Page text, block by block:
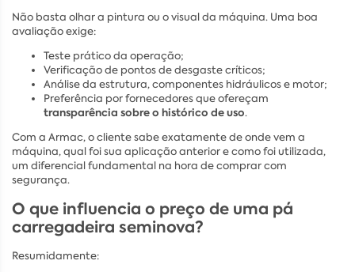
Não basta olhar a pintura ou o visual da máquina. Uma boa
avaliação exige:
Teste prático da operação;
Verificação de pontos de desgaste críticos;
Análise da estrutura, componentes hidráulicos e motor;
Preferência por fornecedores que ofereçam
transparência sobre o histórico de uso.
Com a Armac, o cliente sabe exatamente de onde vem a
máquina, qual foi sua aplicação anterior e como foi utilizada,
um diferencial fundamental na hora de comprar com
segurança.
O que influencia o preço de uma pá
carregadeira seminova?
Resumidamente: